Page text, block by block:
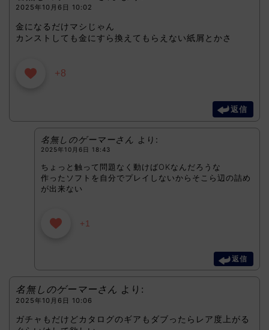
2025年10月6日 10:02
金になるだけマシじゃん
カンストしても金にすら換えてもらえない紙屑とかさ
+8
返信
名無しのゲーマーさん より:
2025年10月6日 18:43
ちょっと触って問題なく動けばOKなんだろうな
作ったソフトを自分でプレイしないからそこら辺の詰め
が出来ない
+1
返信
名無しのゲーマーさん より:
2025年10月6日 10:06
ガチャもだけどカタログのギアもダブったらレア度上がる